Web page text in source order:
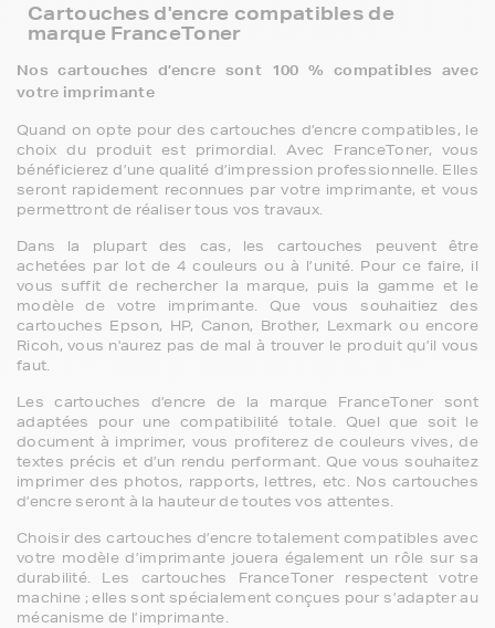
Cartouches d'encre compatibles de
marque FranceToner
Nos cartouches d’encre sont 100 % compatibles avec
votre imprimante
Quand on opte pour des cartouches d’encre compatibles, le
choix du produit est primordial. Avec FranceToner, vous
bénéficierez d’une qualité d’impression professionnelle. Elles
seront rapidement reconnues par votre imprimante, et vous
permettront de réaliser tous vos travaux.
Dans la plupart des cas, les cartouches peuvent être
achetées par lot de 4 couleurs ou à l’unité. Pour ce faire, il
vous suffit de rechercher la marque, puis la gamme et le
modèle de votre imprimante. Que vous souhaitiez des
cartouches Epson, HP, Canon, Brother, Lexmark ou encore
Ricoh, vous n'aurez pas de mal à trouver le produit qu’il vous
faut.
Les cartouches d’encre de la marque FranceToner sont
adaptées pour une compatibilité totale. Quel que soit le
document à imprimer, vous profiterez de couleurs vives, de
textes précis et d’un rendu performant. Que vous souhaitez
imprimer des photos, rapports, lettres, etc. Nos cartouches
d’encre seront à la hauteur de toutes vos attentes.
Choisir des cartouches d’encre totalement compatibles avec
votre modèle d’imprimante jouera également un rôle sur sa
durabilité. Les cartouches FranceToner respectent votre
machine ; elles sont spécialement conçues pour s’adapter au
mécanisme de l’imprimante.